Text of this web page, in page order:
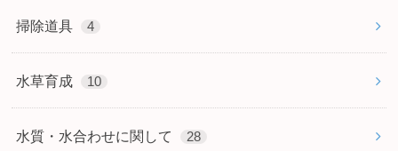
掃除道具 4
水草育成 10
水質・水合わせに関して 28